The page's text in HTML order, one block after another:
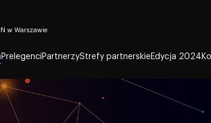
w Warszawie
Prelegenci PartnerzyStrefy partnerskie Edycja 2024